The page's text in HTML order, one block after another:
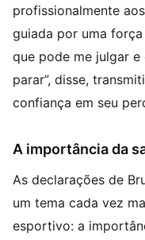
profissionalmente
guiada por uma força
que pode me julgar e
parar”, disse,
confiança em seu
A importância da
As declarações de
um tema cada vez
esportivo: a